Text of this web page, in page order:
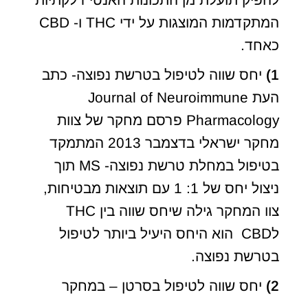
המתקדמות המוצגות על ידי THC ו- CBD
כאחד.
1) יחס שווה לטיפול בטרשת נפוצה- כתב
העת Journal of Neuroimmune
Pharmacology פרסם מחקר של צוות
מחקר ישראלי בדצמבר 2013 המתמקד
בטיפול במחלת טרשת נפוצה- MS תוך
ניצול יחס של 1: 1 עם תוצאות מבטיחות,
צוו המחקר גילה שיחס שווה בין THC
לCBD הוא היחס היעיל ביותר לטיפול
בטרשת נפוצה.
2) יחס שווה לטיפול בסרטן – במחקר